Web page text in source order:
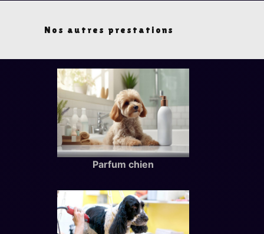
Nos autres prestations
Parfum chien